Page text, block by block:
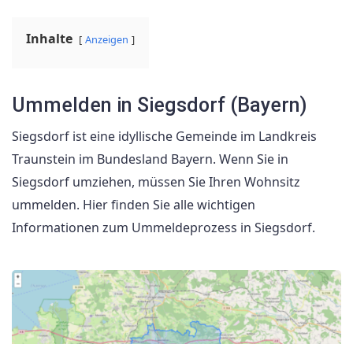
Inhalte Anzeigen
Ummelden in Siegsdorf (Bayern)
Siegsdorf ist eine idyllische Gemeinde im Landkreis
Traunstein im Bundesland Bayern. Wenn Sie in
Siegsdorf umziehen, müssen Sie Ihren Wohnsitz
ummelden. Hier finden Sie alle wichtigen
Informationen zum Ummeldeprozess in Siegsdorf.